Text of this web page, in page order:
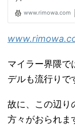
マイラー界隈で
デルも流行りで
故に、この辺り
方々がおられま